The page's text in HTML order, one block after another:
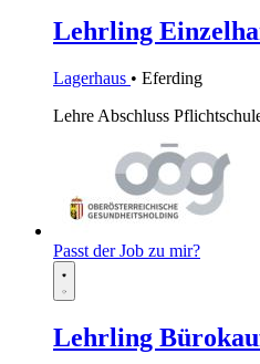
Lehrling
Lagerhaus • Eferding
Lehre Abschluss
Passt der Job zu mir?
Lehrling